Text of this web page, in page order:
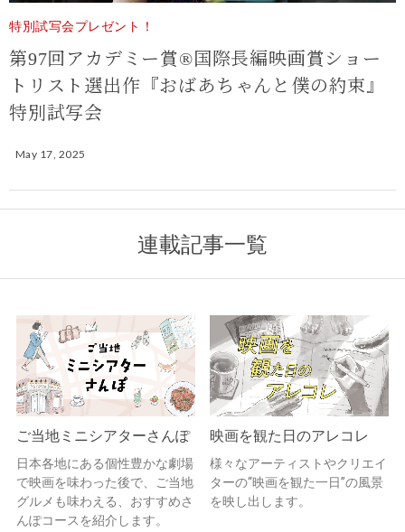
特別試写会プレゼント！
第97回アカデミー賞®国際長編映画賞ショー
トリスト選出作『おばあちゃんと僕の約束』
特別試写会
May 17, 2025
連載記事一覧
ご当地ミニシアターさんぽ
日本各地にある個性豊かな劇場
で映画を味わった後で、ご当地
グルメも味わえる、おすすめさ
んぽコースを紹介します。
映画を観た日のアレコレ
様々なアーティストやクリエイ
ターの“映画を観た一日”の風景
を映し出します。